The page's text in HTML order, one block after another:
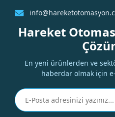
Hareket
En yeni ürünlerden ve
haberdar olmak için